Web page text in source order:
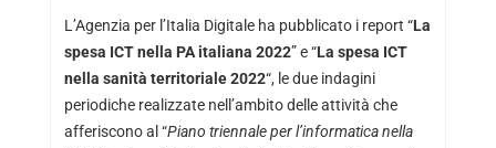
L’Agenzia per l’Italia Digitale ha pubblicato i report “La
spesa ICT nella PA italiana 2022” e “La spesa ICT
nella sanità territoriale 2022“, le due indagini
periodiche realizzate nell’ambito delle attività che
afferiscono al “Piano triennale per l’informatica nella